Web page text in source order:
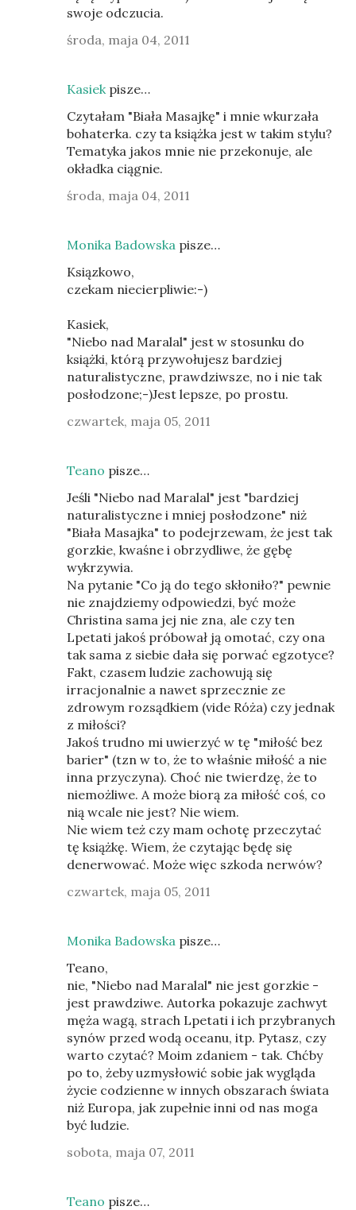
swoje odczucia.
środa, maja 04, 2011
Kasiek pisze…
Czytałam "Biała Masajkę" i mnie wkurzała
bohaterka. czy ta książka jest w takim stylu?
Tematyka jakos mnie nie przekonuje, ale
okładka ciągnie.
środa, maja 04, 2011
Monika Badowska pisze…
Ksiązkowo,
czekam niecierpliwie:-)
Kasiek,
"Niebo nad Maralal" jest w stosunku do
książki, którą przywołujesz bardziej
naturalistyczne, prawdziwsze, no i nie tak
posłodzone;-)Jest lepsze, po prostu.
czwartek, maja 05, 2011
Teano pisze…
Jeśli "Niebo nad Maralal" jest "bardziej
naturalistyczne i mniej posłodzone" niż
"Biała Masajka" to podejrzewam, że jest tak
gorzkie, kwaśne i obrzydliwe, że gębę
wykrzywia.
Na pytanie "Co ją do tego skłoniło?" pewnie
nie znajdziemy odpowiedzi, być może
Christina sama jej nie zna, ale czy ten
Lpetati jakoś próbował ją omotać, czy ona
tak sama z siebie dała się porwać egzotyce?
Fakt, czasem ludzie zachowują się
irracjonalnie a nawet sprzecznie ze
zdrowym rozsądkiem (vide Róża) czy jednak
z miłości?
Jakoś trudno mi uwierzyć w tę "miłość bez
barier" (tzn w to, że to właśnie miłość a nie
inna przyczyna). Choć nie twierdzę, że to
niemożliwe. A może biorą za miłość coś, co
nią wcale nie jest? Nie wiem.
Nie wiem też czy mam ochotę przeczytać
tę książkę. Wiem, że czytając będę się
denerwować. Może więc szkoda nerwów?
czwartek, maja 05, 2011
Monika Badowska pisze…
Teano,
nie, "Niebo nad Maralal" nie jest gorzkie -
jest prawdziwe. Autorka pokazuje zachwyt
męża wagą, strach Lpetati i ich przybranych
synów przed wodą oceanu, itp. Pytasz, czy
warto czytać? Moim zdaniem - tak. Chćby
po to, żeby uzmysłowić sobie jak wygląda
życie codzienne w innych obszarach świata
niż Europa, jak zupełnie inni od nas moga
być ludzie.
sobota, maja 07, 2011
Teano pisze…